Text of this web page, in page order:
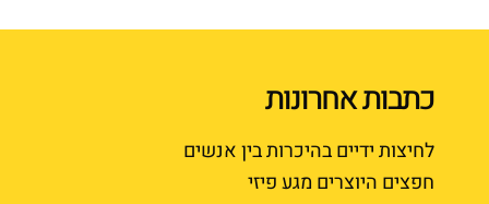
כתבות אחרונות
לחיצות ידיים בהיכרות בין אנשים
חפצים היוצרים מגע פיזי